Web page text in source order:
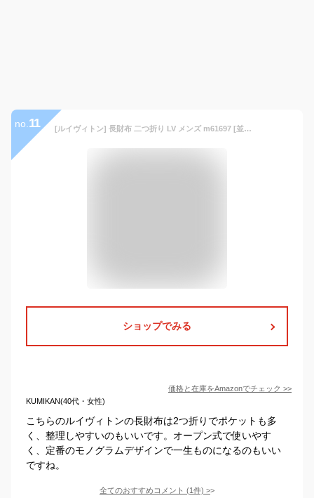
no. 11 [ルイヴィトン] 長財布 二つ折り LV メンズ m61697 [並行輸入品]
ショップでみる
価格と在庫をAmazonでチェック >>
KUMIKAN(40代・女性)
こちらのルイヴィトンの長財布は2つ折りでポケットも多
く、整理しやすいのもいいです。オープン式で使いやす
く、定番のモノグラムデザインで一生ものになるのもいい
ですね。
全てのおすすめコメント (1件) >